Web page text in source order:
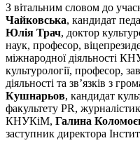
З вітальним словом до
Чайковська, кандидат
Юлія Трач, доктор
наук, професор,
міжнародної діяльності
культурології, професор,
діяльності та зв’язків з
Кушнарьов, кандидат
факультету PR,
КНУКіМ, Галина
заступник директора